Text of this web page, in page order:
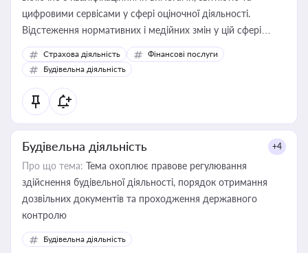
цифровими сервісами у сфері оціночної діяльності.
Відстеження нормативних і медійних змін у цій сфері
корисне для власника бізнесу, керівника, юриста або
бухгалтера під час оподаткування, приватизації, оренди
державного майна, корпоративних угод і перевірки
статусу суб'єктів оціночної діяльності
Страхова діяльність
Фінансові послуги
Будівельна діяльність
Будівельна діяльність +4
Про що тема: Тема охоплює правове регулювання
здійснення будівельної діяльності, порядок отримання
дозвільних документів та проходження державного
контролю
Будівельна діяльність